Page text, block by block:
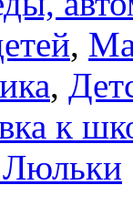
,
,
к